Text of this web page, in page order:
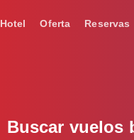
Hotel Oferta Reservas
Buscar vuelos